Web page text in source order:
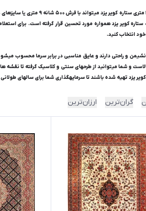
انتخاب کنید.
یزد تهیه شده باشند تا سرمایهگذاری شما برای سالهای
گران‌ترین ارزان‌ترین